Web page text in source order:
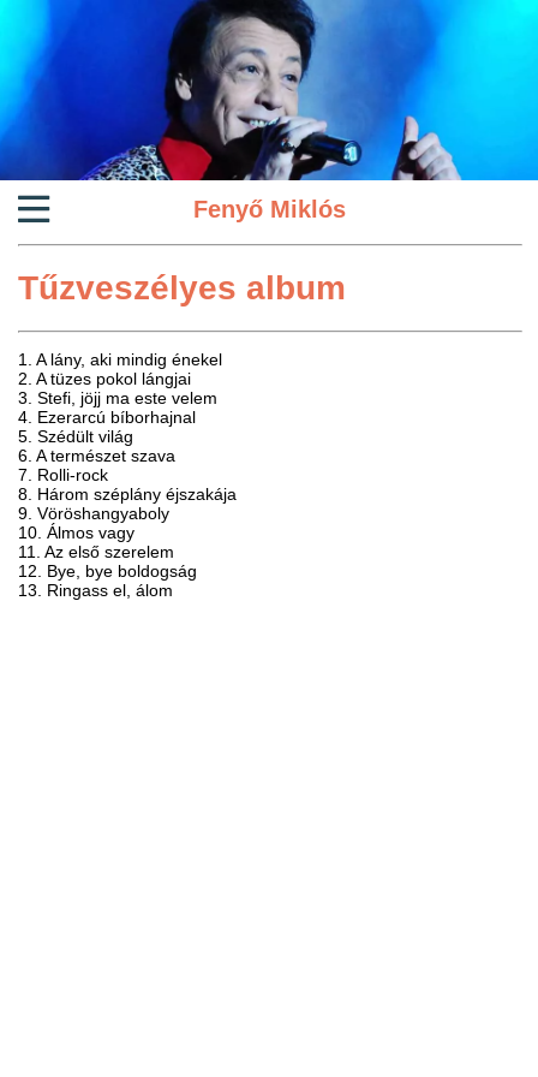
Fenyő Miklós
Tűzveszélyes album
1. A lány, aki mindig énekel
2. A tüzes pokol lángjai
3. Stefi, jöjj ma este velem
4. Ezerarcú bíborhajnal
5. Szédült világ
6. A természet szava
7. Rolli-rock
8. Három széplány éjszakája
9. Vöröshangyaboly
10. Álmos vagy
11. Az első szerelem
12. Bye, bye boldogság
13. Ringass el, álom